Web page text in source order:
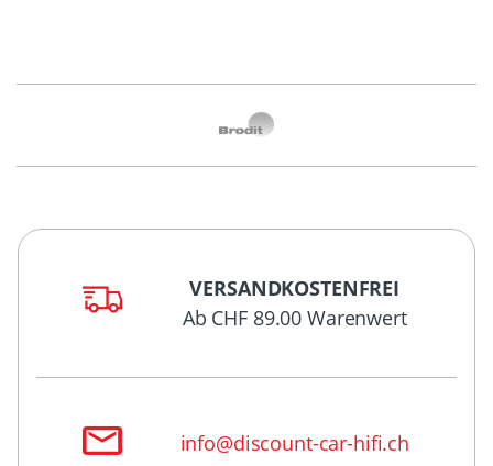
VERSANDKOSTENFREI
Ab CHF 89.00 Warenwert
info@discount-car-hifi.ch